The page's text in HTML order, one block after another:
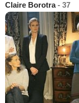
Claire Borotra- 37